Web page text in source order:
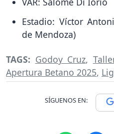
Estadio: Víctor
de Mendoza)
TAGS: Godoy Cruz,
Apertura Betano 2025,
SÍGUENOS EN: